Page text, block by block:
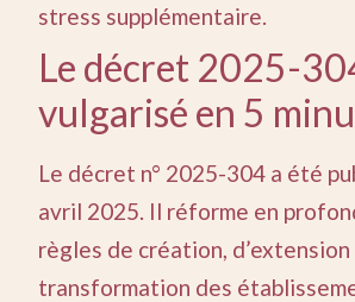
stress supplémentaire.
Le décret 2025-
vulgarisé en 5
Le décret n° 2025-304 a été
avril 2025. Il réforme en
règles de création,
transformation des